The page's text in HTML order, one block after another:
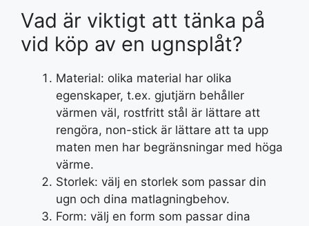
Vad är viktigt att tänka på
vid köp av en ugnsplåt?
Material: olika material har olika
egenskaper, t.ex. gjutjärn behåller
värmen väl, rostfritt stål är lättare att
rengöra, non-stick är lättare att ta upp
maten men har begränsningar med höga
värme.
Storlek: välj en storlek som passar din
ugn och dina matlagningbehov.
Form: välj en form som passar dina